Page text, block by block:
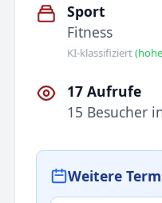
Sport
Fitness
KI-klassifiziert
17 Aufrufe
15 Besucher
Weitere